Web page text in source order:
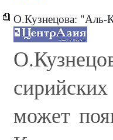
О.Кузнецова: "Аль-Каида" сплотила
может